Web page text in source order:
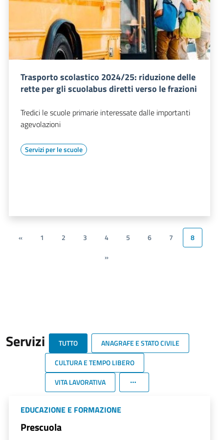
Trasporto scolastico 2024/25: riduzione delle
rette per gli scuolabus diretti verso le frazioni
Tredici le scuole primarie interessate dalle importanti
agevolazioni
Servizi per le scuole
« 1 2 3 4 5 6 7
8
»
Servizi TUTTO
ANAGRAFE E STATO CIVILE
CULTURA E TEMPO LIBERO
VITA LAVORATIVA
EDUCAZIONE E FORMAZIONE
Prescuola